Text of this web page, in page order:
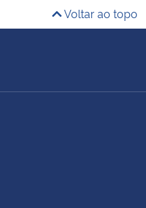
Voltar ao topo